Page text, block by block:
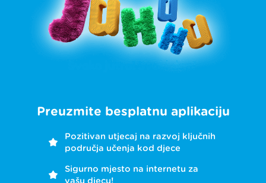
Preuzmite besplatnu aplikaciju
Pozitivan utjecaj na razvoj ključnih
područja učenja kod djece
Sigurno mjesto na internetu za
vašu djecu!